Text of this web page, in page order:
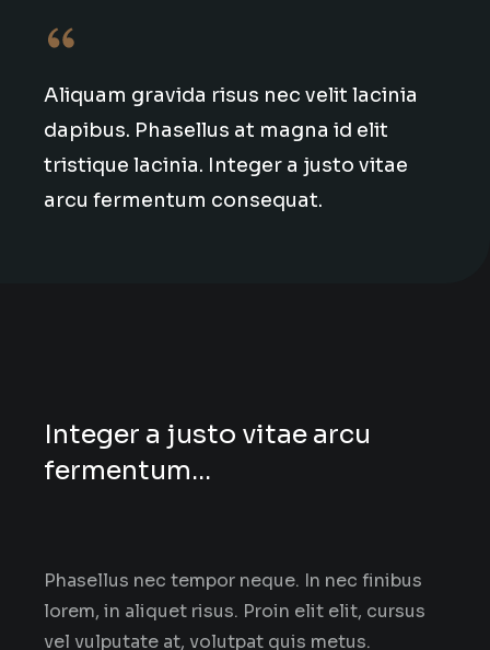
Aliquam gravida risus nec velit lacinia
dapibus. Phasellus at magna id elit
tristique lacinia. Integer a justo vitae
arcu fermentum consequat.
Integer a justo vitae arcu
fermentum...
Phasellus nec tempor neque. In nec finibus
lorem, in aliquet risus. Proin elit elit, cursus
vel vulputate at, volutpat quis metus.